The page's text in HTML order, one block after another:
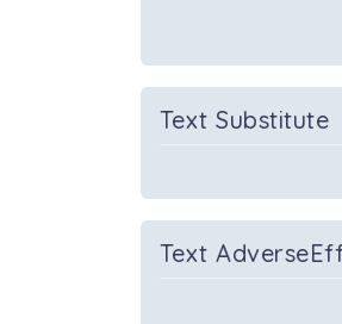
Text Substitute
Text